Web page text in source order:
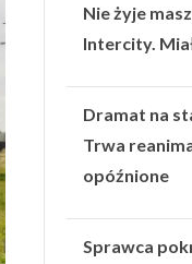
Nie żyje
Intercity.
Dramat na
Trwa
opóźnione
Sprawca